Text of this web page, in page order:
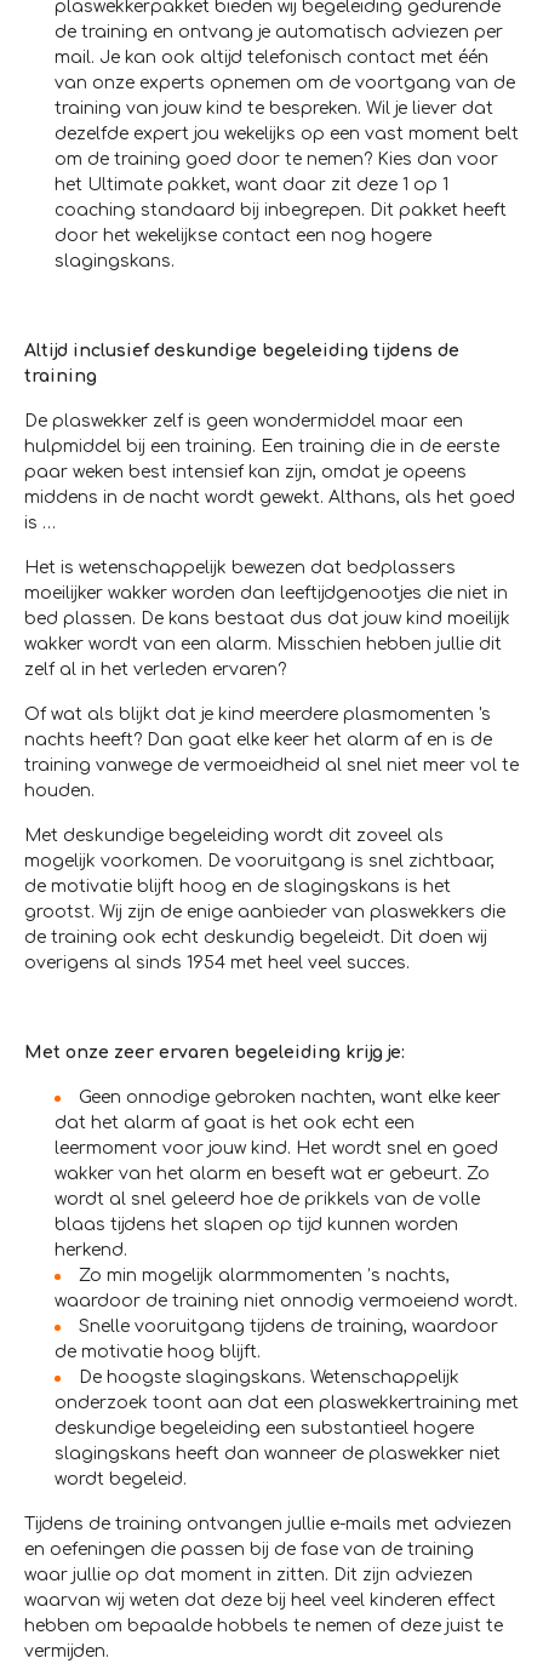
plaswekkerpakket bieden wij begeleiding gedurende
de training en ontvang je automatisch adviezen per
mail. Je kan ook altijd telefonisch contact met één
van onze experts opnemen om de voortgang van de
training van jouw kind te bespreken. Wil je liever dat
dezelfde expert jou wekelijks op een vast moment belt
om de training goed door te nemen? Kies dan voor
het Ultimate pakket, want daar zit deze 1 op 1
coaching standaard bij inbegrepen. Dit pakket heeft
door het wekelijkse contact een nog hogere
slagingskans.
Altijd inclusief deskundige begeleiding tijdens de
training
De plaswekker zelf is geen wondermiddel maar een
hulpmiddel bij een training. Een training die in de eerste
paar weken best intensief kan zijn, omdat je opeens
middens in de nacht wordt gewekt. Althans, als het goed
is …
Het is wetenschappelijk bewezen dat bedplassers
moeilijker wakker worden dan leeftijdgenootjes die niet in
bed plassen. De kans bestaat dus dat jouw kind moeilijk
wakker wordt van een alarm. Misschien hebben jullie dit
zelf al in het verleden ervaren?
Of wat als blijkt dat je kind meerdere plasmomenten 's
nachts heeft? Dan gaat elke keer het alarm af en is de
training vanwege de vermoeidheid al snel niet meer vol te
houden.
Met deskundige begeleiding wordt dit zoveel als
mogelijk voorkomen. De vooruitgang is snel zichtbaar,
de motivatie blijft hoog en de slagingskans is het
grootst. Wij zijn de enige aanbieder van plaswekkers die
de training ook echt deskundig begeleidt. Dit doen wij
overigens al sinds 1954 met heel veel succes.
Met onze zeer ervaren begeleiding krijg je:
Geen onnodige gebroken nachten, want elke keer
dat het alarm af gaat is het ook echt een
leermoment voor jouw kind. Het wordt snel en goed
wakker van het alarm en beseft wat er gebeurt. Zo
wordt al snel geleerd hoe de prikkels van de volle
blaas tijdens het slapen op tijd kunnen worden
herkend.
Zo min mogelijk alarmmomenten ’s nachts,
waardoor de training niet onnodig vermoeiend wordt.
Snelle vooruitgang tijdens de training, waardoor
de motivatie hoog blijft.
De hoogste slagingskans. Wetenschappelijk
onderzoek toont aan dat een plaswekkertraining met
deskundige begeleiding een substantieel hogere
slagingskans heeft dan wanneer de plaswekker niet
wordt begeleid.
Tijdens de training ontvangen jullie e-mails met adviezen
en oefeningen die passen bij de fase van de training
waar jullie op dat moment in zitten. Dit zijn adviezen
waarvan wij weten dat deze bij heel veel kinderen effect
hebben om bepaalde hobbels te nemen of deze juist te
vermijden.